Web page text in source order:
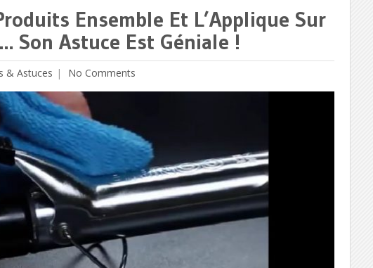
Ensemble Et L’Applique Sur
Son Astuce Est Géniale !
& Astuces No Comments